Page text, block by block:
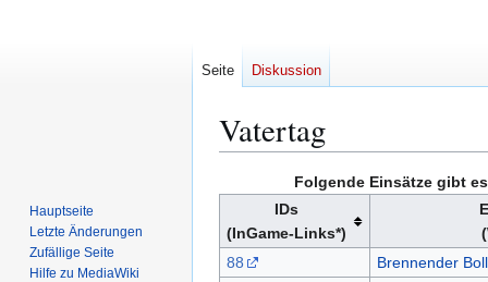
Vatertag
Navigation
springen
springen
Folgende Einsätze gibt
IDs
(InGame-Links*)
88
Brennender
Seite Diskussion
Hauptseite
Letzte Änderungen
Zufällige Seite
Hilfe zu MediaWiki